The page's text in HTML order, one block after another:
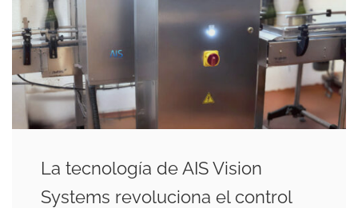
La tecnología de AIS Vision
Systems revoluciona el control